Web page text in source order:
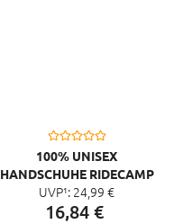
100% UNISEX
HANDSCHUHE RIDECAMP
UVP¹: 24, 99 €
16,84€